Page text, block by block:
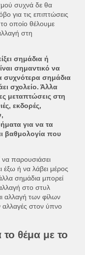
συχνά δε θα
για τις επιπτώσεις
οποίο θέλουμε
στη
σημάδια ή
σημαντικό να
συχνότερα σημάδια
σχολείο. Άλλα
μεταπτώσεις στη
εκδορές,
για να τα
βαθμολογία που
να παρουσιάσει
έξω ή να λάβει μέρος
σημάδια μπορεί
στο στυλ
αλλαγή των φίλων
στον ύπνο
θέμα με το